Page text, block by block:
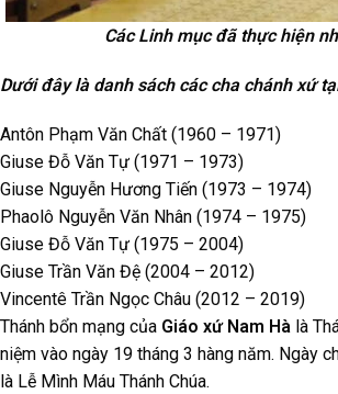
Các Linh mục đã thực hiện
Dưới đây là danh sách các cha chánh xứ
Antôn Phạm Văn Chất (1960 – 1971)
Giuse Đỗ Văn Tự (1971 – 1973)
Giuse Nguyễn Hương Tiến (1973 – 1974)
Phaolô Nguyễn Văn Nhân (1974 – 1975)
Giuse Đỗ Văn Tự (1975 – 2004)
Giuse Trần Văn Đệ (2004 – 2012)
Vincentê Trần Ngọc Châu (2012 – 2019)
Thánh bổn mạng của Giáo xứ Nam Hà là
niệm vào ngày 19 tháng 3 hàng năm. Ngày
là Lễ Mình Máu Thánh Chúa.